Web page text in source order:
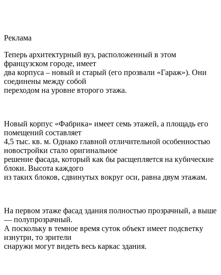
Реклама
Теперь архитектурный вуз, расположенный в этом
французском городе, имеет
два корпуса – новый и старый (его прозвали «Гараж»). Они
соединены между собой
переходом на уровне второго этажа.
Новый корпус «Фабрика» имеет семь этажей, а площадь его
помещений составляет
4,5 тыс. кв. м. Однако главной отличительной особенностью
новостройки стало оригинальное
решение фасада, который как бы расщепляется на кубические
блоки. Высота каждого
из таких блоков, сдвинутых вокруг оси, равна двум этажам.
На первом этаже фасад здания полностью прозрачный, а выше
— полупрозрачный.
А поскольку в темное время суток объект имеет подсветку
изнутри, то зрители
снаружи могут видеть весь каркас здания.